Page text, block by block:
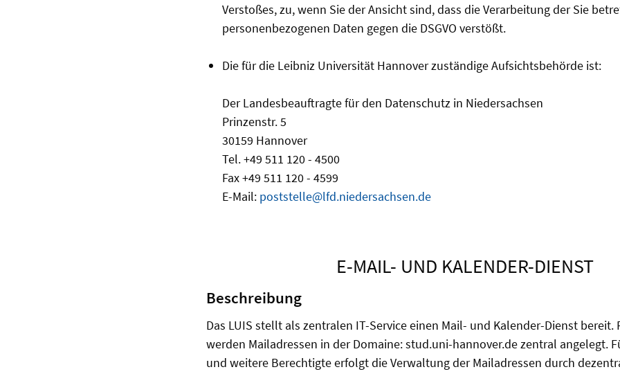
Verstoßes, zu, wenn Sie der Ansicht sind, dass die Verarbeitung der Sie
personenbezogenen Daten gegen die DSGVO verstößt.
Die für die Leibniz Universität Hannover zuständige Aufsichtsbehörde ist:
Der Landesbeauftragte für den Datenschutz in Niedersachsen
Prinzenstr. 5
30159 Hannover
Tel. +49 511 120 - 4500
Fax +49 511 120 - 4599
E-Mail: poststelle@lfd.niedersachsen.de
E-MAIL- UND KALENDER-DIENST
Beschreibung
Das LUIS stellt als zentralen IT-Service einen Mail- und Kalender-Dienst bereit.
werden Mailadressen in der Domaine: stud.uni-hannover.de zentral angelegt.
und weitere Berechtigte erfolgt die Verwaltung der Mailadressen durch